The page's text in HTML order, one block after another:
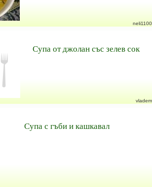
neli1100
Супа от джолан със зелев сок
vladem
Супа с гъби и кашкавал